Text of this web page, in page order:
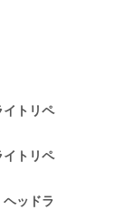
トリペ
トリペ
ッドラ